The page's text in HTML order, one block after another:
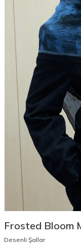
Frosted Bloom
Desenli Şallar